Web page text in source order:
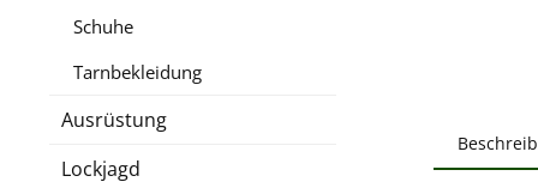
Schuhe
Tarnbekleidung
Ausrüstung
Lockjagd